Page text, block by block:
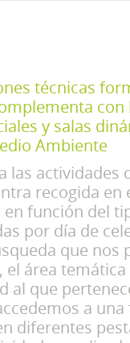
técnicas
con
y salas
Ambiente
las actividades
recogida en
función del
por día de
que nos
área temática
al que
a
diferentes